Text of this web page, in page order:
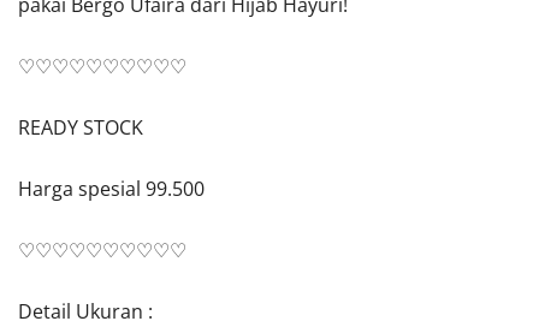
♡♡♡♡♡♡♡♡♡♡
READY STOCK
Harga spesial 99.500
♡♡♡♡♡♡♡♡♡♡
Detail Ukuran :